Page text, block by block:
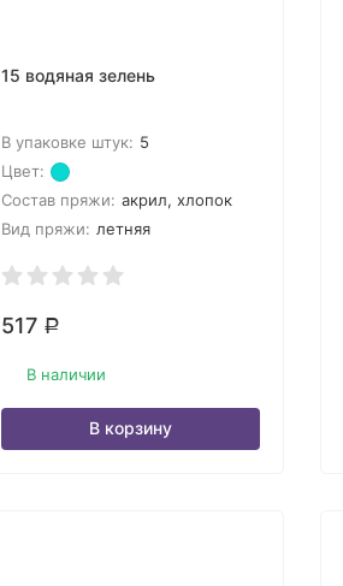
15 водяная зелень
В упаковке штук: 5
Цвет:
Состав пряжи: акрил, хлопок
Вид пряжи: летняя
517 Р
В наличии
В корзину